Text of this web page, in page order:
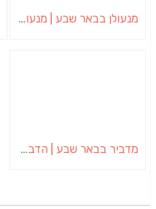
מנעולן בבאר שבע | מנעולן באופקים | ויטלי המנעולן
מדביר בבאר שבע | הדברה בבאר שבע | יוגב הדברות